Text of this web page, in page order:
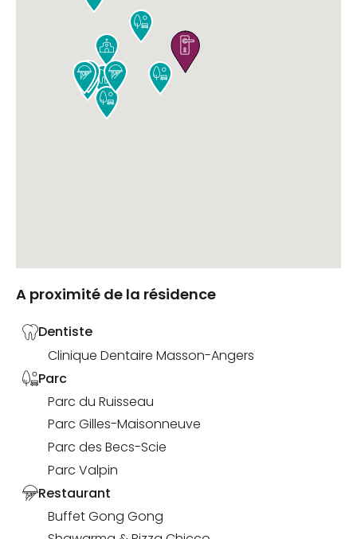










A proximité de la résidence
Dentiste
Clinique Dentaire Masson-Angers
Parc
Parc du Ruisseau
Parc Gilles-Maisonneuve
Parc des Becs-Scie
Parc Valpin
Restaurant
Buffet Gong Gong